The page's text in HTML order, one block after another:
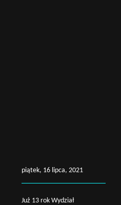
piątek, 16 lipca, 2021
Już 13 rok Wydział